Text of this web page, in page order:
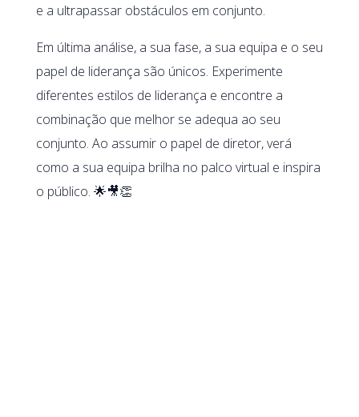
e a ultrapassar obstáculos em conjunto.
Em última análise, a sua fase, a sua equipa e o seu
papel de liderança são únicos. Experimente
diferentes estilos de liderança e encontre a
combinação que melhor se adequa ao seu
conjunto. Ao assumir o papel de diretor, verá
como a sua equipa brilha no palco virtual e inspira
o público. 🌟🎥👏